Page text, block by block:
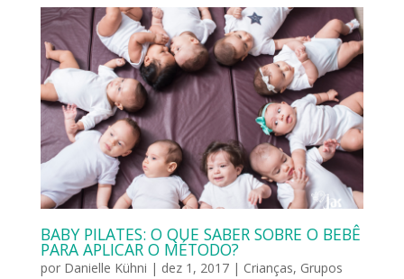
BABY PILATES: O QUE SABER SOBRE O BEBÊ
PARA APLICAR O MÉTODO?
por Danielle Kühni | dez 1, 2017| Crianças, Grupos